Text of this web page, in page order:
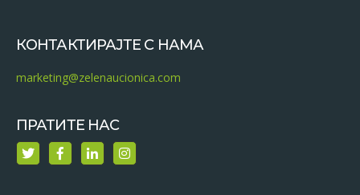
КОНТАКТИРАЈТЕ С НАМА
marketing@zelenaucionica.com
ПРАТИТЕ НАС